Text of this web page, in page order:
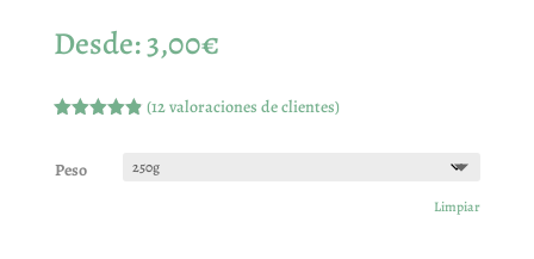
Desde:3,00€
5 en base
a
(12valoraciones de clientes)
Peso
Limpiar